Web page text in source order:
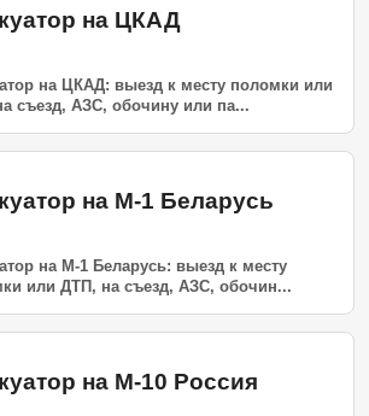
на ЦКАД
на ЦКАД: выезд к месту поломки или
съезд, АЗС, обочину или па...
на М-1 Беларусь
на М-1 Беларусь: выезд к месту
или ДТП, на съезд, АЗС, обочин...
на М-10 Россия